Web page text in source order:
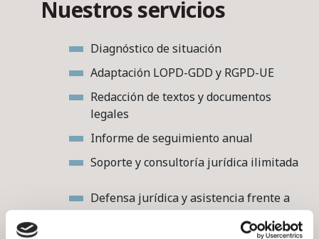
Nuestros servicios
Diagnóstico de situación
Adaptación LOPD-GDD y RGPD-UE
Redacción de textos y documentos
legales
Informe de seguimiento anual
Soporte y consultoría jurídica ilimitada
Defensa jurídica y asistencia frente a
AEPD